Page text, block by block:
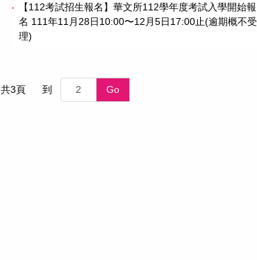
【112考試招生報名】華文所112學年度考試入學開始報
名 111年11月28日10:00〜12月5日17:00止(逾期概不受
理)
共3頁 到 Go